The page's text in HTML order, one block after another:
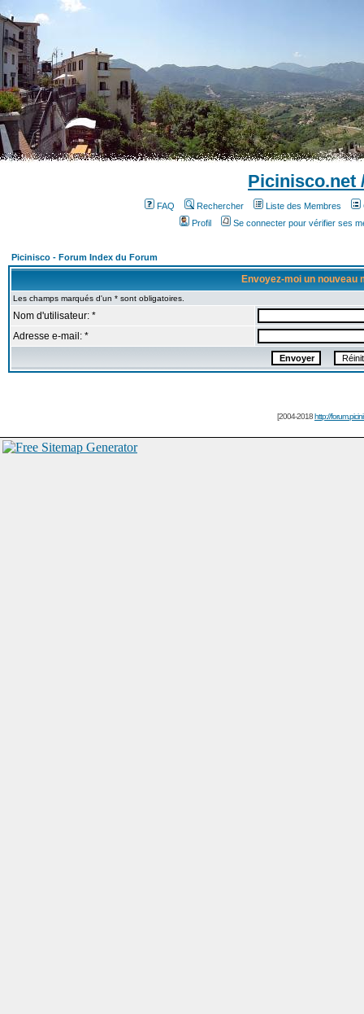
Picinisco.net
FAQ Rechercher Liste des Membres
Profil
Se connecter pour vérifier ses
Picinisco - Forum Index du Forum
Envoyez-moi un nouveau
Les champs marqués d'un * sont obligatoires.
Nom d'utilisateur: *
Adresse e-mail: *
[2004-2018http://